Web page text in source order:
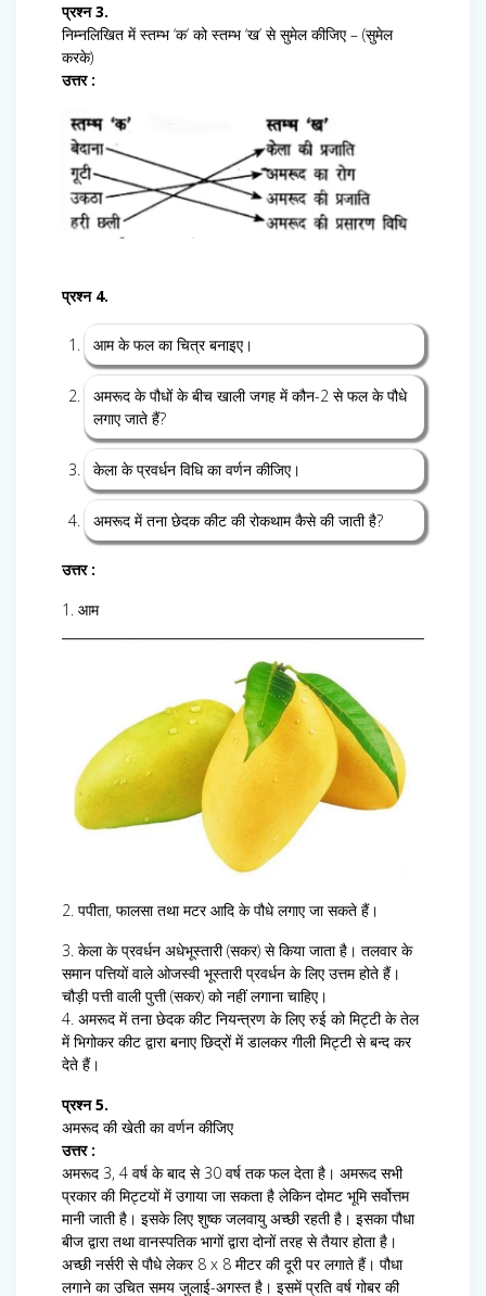
प्रश्न 3.
निम्नलिखित में स्तम्भ ‘क’ को स्तम्भ ‘ख’ से सुमेल कीजिए – (सुमेल
करके)
उत्तर :
प्रश्न 4.
आम के फल का चित्र बनाइए।
अमरूद के पौधों के बीच खाली जगह में कौन-2 से फल के पौधे
लगाए जाते हैं?
केला के प्रवर्धन विधि का वर्णन कीजिए।
अमरूद में तना छेदक कीट की रोकथाम कैसे की जाती है?
उत्तर :
1. आम
2. पपीता, फालसा तथा मटर आदि के पौधे लगाए जा सकते हैं।
3. केला के प्रवर्धन अधेभूस्तारी (सकर) से किया जाता है। तलवार के
समान पत्तियों वाले ओजस्वी भूस्तारी प्रवर्धन के लिए उत्तम होते हैं।
चौड़ी पत्ती वाली पुत्ती (सकर) को नहीं लगाना चाहिए।
4. अमरूद में तना छेदक कीट नियन्त्रण के लिए रुई को मिट्टी के तेल
में भिगोकर कीट द्वारा बनाए छिद्रों में डालकर गीली मिट्टी से बन्द कर
देते हैं।
प्रश्न 5.
अमरूद की खेती का वर्णन कीजिए
उत्तर :
अमरूद 3, 4 वर्ष के बाद से 30 वर्ष तक फल देता है। अमरूद सभी
प्रकार की मिट्टयों में उगाया जा सकता है लेकिन दोमट भूमि सर्वोत्तम
मानी जाती है। इसके लिए शुष्क जलवायु अच्छी रहती है। इसका पौधा
बीज द्वारा तथा वानस्पतिक भागों द्वारा दोनों तरह से तैयार होता है।
अच्छी नर्सरी से पौधे लेकर 8 x 8 मीटर की दूरी पर लगाते हैं। पौधा
लगाने का उचित समय जुलाई-अगस्त है। इसमें प्रति वर्ष गोबर की